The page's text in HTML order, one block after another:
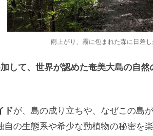
雨上がり、霧に包まれた森に日差し
して、世界が認めた奄美大島の自
ドが、島の成り立ちや、なぜこの島
自の生態系や希少な動植物の秘密を